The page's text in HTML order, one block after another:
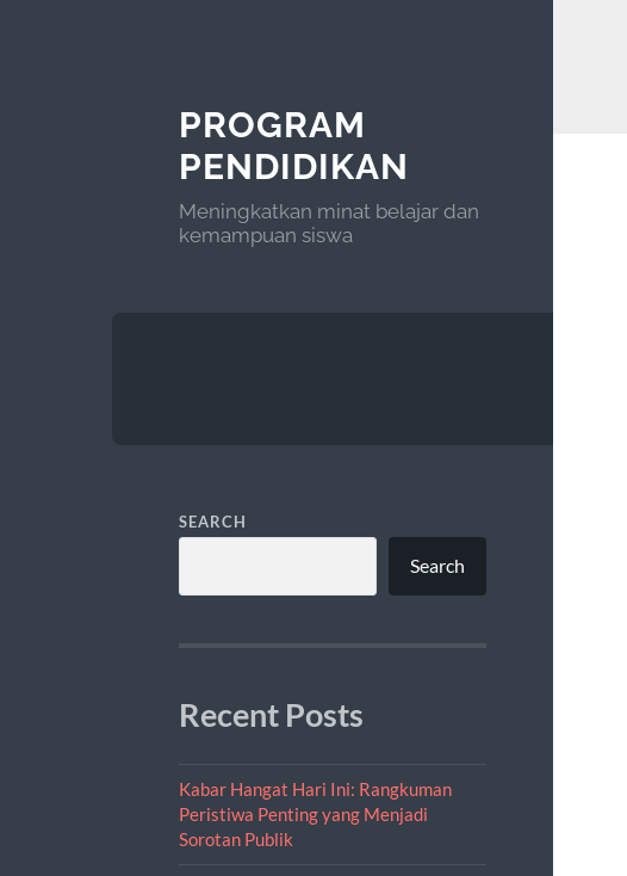
PROGRAM
PENDIDIKAN
Meningkatkan minat belajar dan
kemampuan siswa
SEARCH
Search
Recent Posts
Kabar Hangat Hari Ini: Rangkuman
Peristiwa Penting yang Menjadi
Sorotan Publik